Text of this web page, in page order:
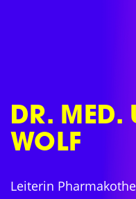
DR. MED.
WOLF
Leiterin